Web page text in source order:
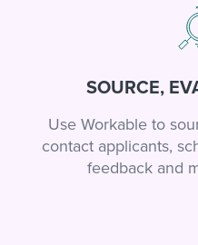
SOURCE,
Use Workable to
contact applicants,
feedback and